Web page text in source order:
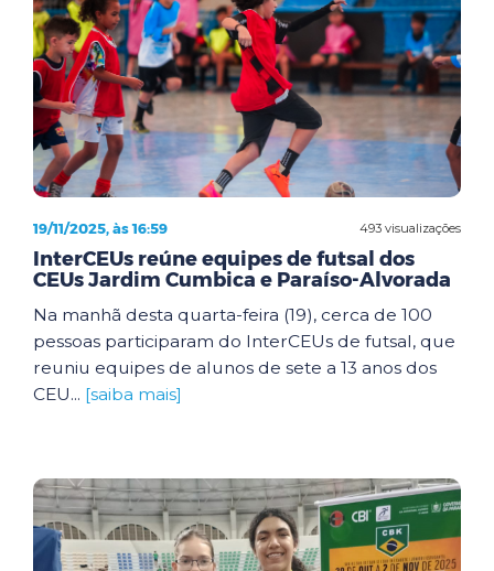
493 visualizações
19/11/2025, às 16:59
InterCEUs reúne equipes de futsal dos
CEUs Jardim Cumbica e Paraíso-Alvorada
Na manhã desta quarta-feira (19), cerca de 100
pessoas participaram do InterCEUs de futsal, que
reuniu equipes de alunos de sete a 13 anos dos
CEU... [saiba mais]